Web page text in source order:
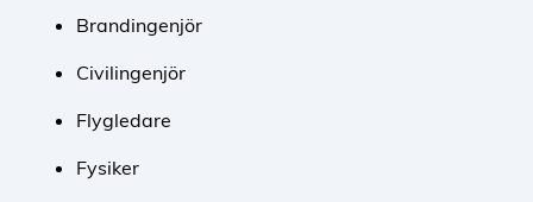
Brandingenjör
Civilingenjör
Flygledare
Fysiker